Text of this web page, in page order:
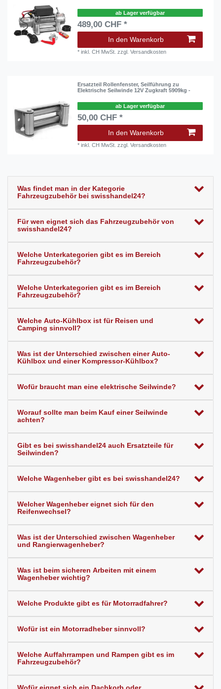
ab Lager verfügbar
489,00 CHF *
In den Warenkorb
*inkl. CH MwSt. zzgl.Versandkosten
Ersatzteil Rollenfenster, Seilführung zu
Elektrische Seilwinde 12V Zugkraft 5909kg -
ab Lager verfügbar
50,00 CHF *
In den Warenkorb
*inkl. CH MwSt. zzgl.Versandkosten
Was findet man in der Kategorie
Fahrzeugzubehör bei swisshandel24?
Für wen eignet sich das Fahrzeugzubehör von
swisshandel24?
Welche Unterkategorien gibt es im Bereich
Fahrzeugzubehör?
Welche Unterkategorien gibt es im Bereich
Fahrzeugzubehör?
Welche Auto-Kühlbox ist für Reisen und
Camping sinnvoll?
Was ist der Unterschied zwischen einer Auto-
Kühlbox und einer Kompressor-Kühlbox?
Wofür braucht man eine elektrische Seilwinde?
Worauf sollte man beim Kauf einer Seilwinde
achten?
Gibt es bei swisshandel24 auch Ersatzteile für
Seilwinden?
Welche Wagenheber gibt es bei swisshandel24?
Welcher Wagenheber eignet sich für den
Reifenwechsel?
Was ist der Unterschied zwischen Wagenheber
und Rangierwagenheber?
Was ist beim sicheren Arbeiten mit einem
Wagenheber wichtig?
Welche Produkte gibt es für Motorradfahrer?
Wofür ist ein Motorradheber sinnvoll?
Welche Auffahrrampen und Rampen gibt es im
Fahrzeugzubehör?